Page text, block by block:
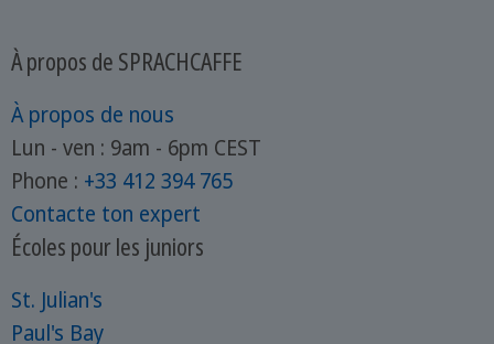
À propos de SPRACHCAFFE
À propos de nous
Lun - ven : 9am - 6pm CEST
Phone : +33 412 394 765
Contacte ton expert
Écoles pour les juniors
St. Julian's
Paul's Bay